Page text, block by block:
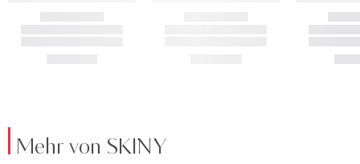
Mehr von SKINY